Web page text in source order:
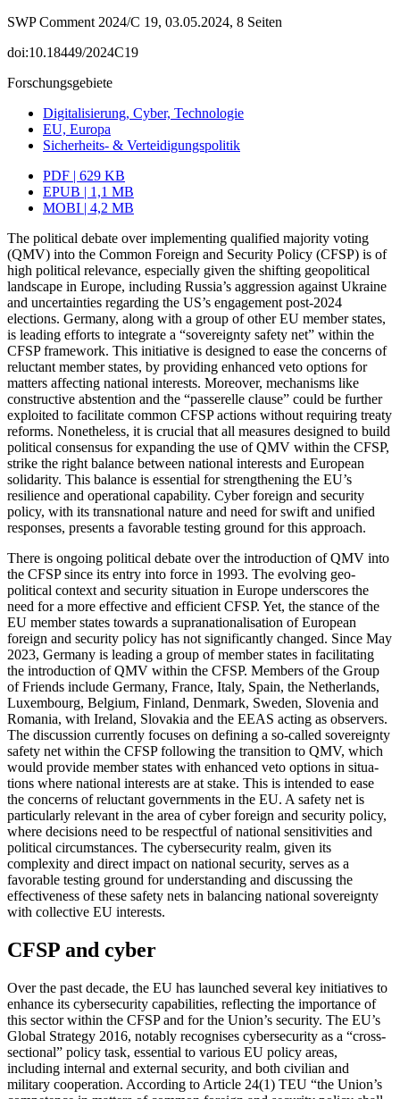
SWP Comment 2024/C 19, 03.05.2024, 8 Seiten
doi:10.18449/2024C19
Forschungsgebiete
Digitalisierung, Cyber, Technologie
EU, Europa
Sicherheits- & Verteidigungspolitik
PDF | 629 KB
EPUB | 1,1 MB
MOBI | 4,2 MB
The political debate over implementing qualified majority voting
(QMV) into the Common Foreign and Security Policy (CFSP) is of
high political relevance, especially given the shifting geopolitical
landscape in Europe, including Russia’s aggression against Ukraine
and uncertainties regarding the US’s engagement post-2024
elections. Germany, along with a group of other EU member states,
is leading efforts to inte­grate a “sovereignty safety net” within the
CFSP framework. This initiative is designed to ease the concerns of
reluctant member states, by providing enhanced veto options for
matters affecting national interests. Moreover, mechanisms like
constructive absten­tion and the “passerelle clause” could be further
exploited to facilitate common CFSP actions without requiring treaty
reforms. Nonetheless, it is crucial that all measures designed to build
political consensus for expanding the use of QMV within the CFSP,
strike the right balance between national interests and European
solidarity. This balance is essential for strengthening the EU’s
resilience and operational capability. Cyber foreign and security
policy, with its transnational nature and need for swift and unified
responses, presents a favorable testing ground for this approach.
There is ongoing political debate over the introduction of QMV into
the CFSP since its entry into force in 1993. The evolving geo­
political context and security situation in Europe underscores the
need for a more effective and efficient CFSP. Yet, the stance of the
EU member states towards a supra­nationalisation of European
foreign and security policy has not significantly changed. Since May
2023, Germany is leading a group of member states in facilitating
the introduction of QMV within the CFSP. Members of the Group
of Friends include Germany, France, Italy, Spain, the Netherlands,
Luxembourg, Belgium, Finland, Den­mark, Sweden, Slovenia and
Romania, with Ireland, Slovakia and the EEAS acting as observers.
The discussion currently focuses on defining a so-called sovereignty
safety net within the CFSP following the transition to QMV, which
would provide member states with enhanced veto options in situa­
tions where national interests are at stake. This is intended to ease
the concerns of re­luctant governments in the EU. A safety net is
particularly relevant in the area of cyber foreign and security policy,
where decisions need to be respectful of national sensitivities and
political circumstances. The cyber­security realm, given its
complexity and direct impact on national security, serves as a
favorable testing ground for understanding and discussing the
effectiveness of these safety nets in balancing national sovereignty
with collective EU interests.
CFSP and cyber
Over the past decade, the EU has launched several key initiatives to
enhance its cyber­security capabilities, reflecting the impor­tance of
this sector within the CFSP and for the Union’s security. The EU’s
Global Strat­egy 2016, notably recognises cybersecurity as a “cross-
sectional” policy task, essential to various EU policy areas,
including inter­nal and external security, and both civilian and
military cooperation. According to Article 24(1) TEU “the Union’s